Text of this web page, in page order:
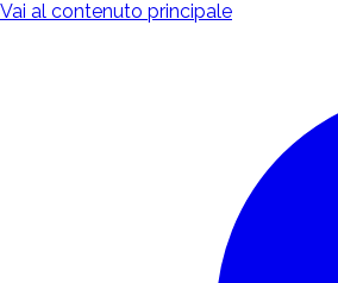
Vai al contenuto principale